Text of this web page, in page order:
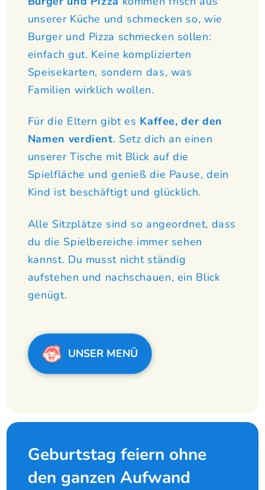
unserer Küche und schmecken so, wie
Burger und Pizza schmecken sollen:
einfach gut. Keine komplizierten
Speisekarten, sondern das, was
Familien wirklich wollen.
Für die Eltern gibt es Kaffee, der den
Namen verdient. Setz dich an einen
unserer Tische mit Blick auf die
Spielfläche und genieß die Pause, dein
Kind ist beschäftigt und glücklich.
Alle Sitzplätze sind so angeordnet, dass
du die Spielbereiche immer sehen
kannst. Du musst nicht ständig
aufstehen und nachschauen, ein Blick
genügt.
UNSER MENÜ
Geburtstag feiern ohne
den ganzen Aufwand